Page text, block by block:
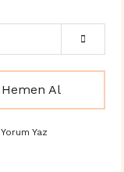
Hemen Al
Yorum Yaz